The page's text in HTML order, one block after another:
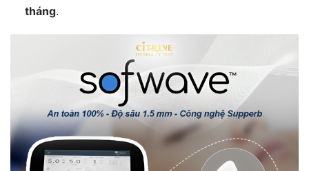
tháng.